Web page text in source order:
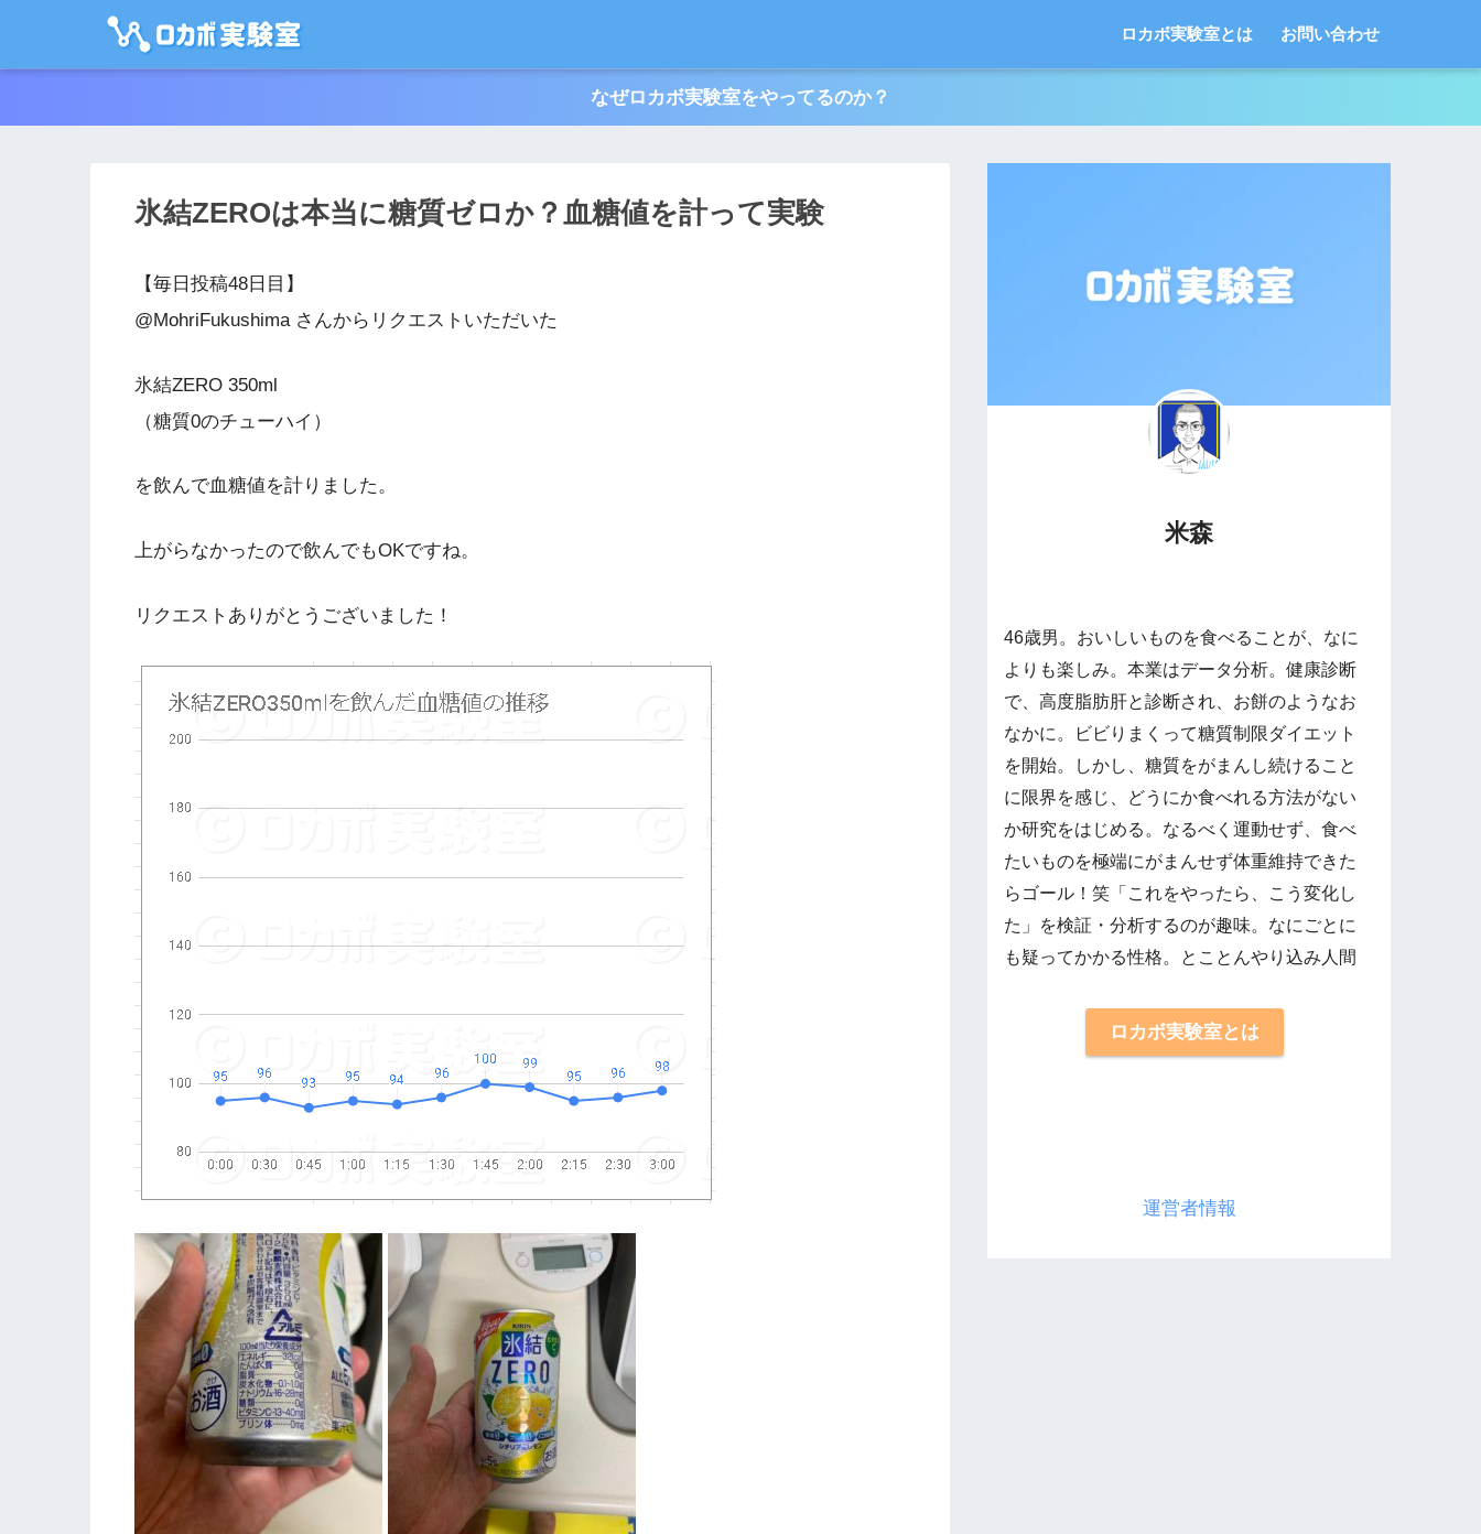
ロカボ実験室とは お問い合わせ
なぜロカボ実験室をやってるのか？
氷結ZEROは本当に糖質ゼロか？血糖値を計って実験
【毎日投稿48日目】
@MohriFukushima さんからリクエストいただいた
氷結ZERO 350ml
（糖質0のチューハイ）
を飲んで血糖値を計りました。
上がらなかったので飲んでもOKですね。
リクエストありがとうございました！
米森
46歳男。おいしいものを食べることが、なに
よりも楽しみ。本業はデータ分析。健康診断
で、高度脂肪肝と診断され、お餅のようなお
なかに。ビビりまくって糖質制限ダイエット
を開始。しかし、糖質をがまんし続けること
に限界を感じ、どうにか食べれる方法がない
か研究をはじめる。なるべく運動せず、食べ
たいものを極端にがまんせず体重維持できた
らゴール！笑「これをやったら、こう変化し
た」を検証・分析するのが趣味。なにごとに
も疑ってかかる性格。とことんやり込み人間
ロカボ実験室とは
運営者情報